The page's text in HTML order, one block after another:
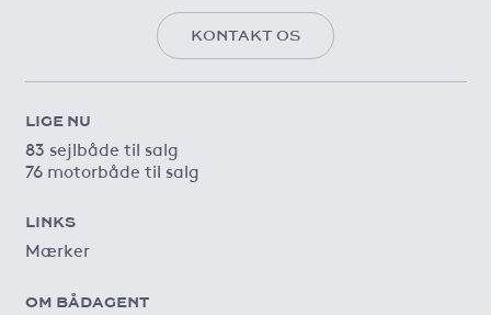
KONTAKT OS
LIGE NU
83 sejlbåde til salg
76 motorbåde til salg
LINKS
Mærker
OM BÅDAGENT